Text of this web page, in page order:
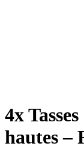
4x
hautes –